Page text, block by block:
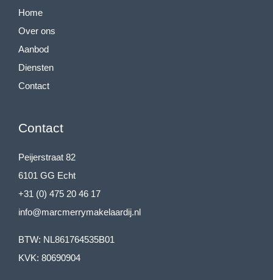
Home
Over ons
Aanbod
Diensten
Contact
Contact
Peijerstraat 82
6101 GG Echt
+31 (0) 475 20 46 17
info@marcmerrymakelaardij.nl
BTW: NL861764535B01
KVK: 80690904